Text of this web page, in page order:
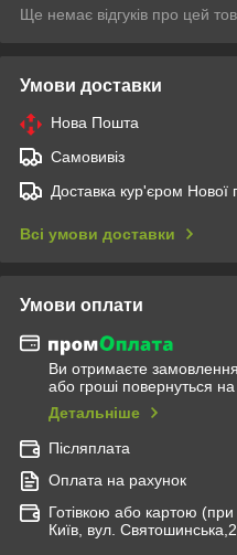
Ще немає відгуків про цей
Умови доставки
Нова Пошта
Самовивіз
Доставка кур'єром Нової
Всі умови доставки
Умови оплати
Ви отримаєте замовлення
або гроші повернуться
Детальніше
Післяплата
Оплата на рахунок
Готівкою або картою (при
Київ, вул.